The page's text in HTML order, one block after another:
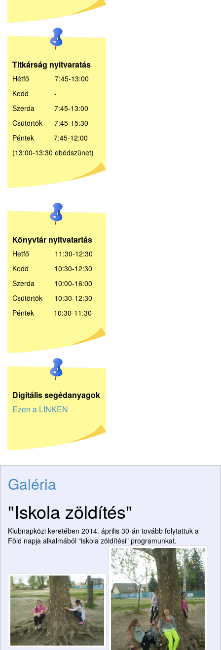
Titkárság nyitvaratás
Hétfő 7:45-13:00
Kedd -
Szerda 7:45-13:00
Csütörtök 7:45-15:30
Péntek 7:45-12:00
(13:00-13:30 ebédszünet)
Könyvtár nyitvatartás
Hetfő 11:30-12:30
Kedd 10:30-12:30
Szerda 10:00-16:00
Csütörtök 10:30-12:30
Péntek 10:30-11:30
Digitális segédanyagok
Ezen a LINKEN
Galéria
"Iskola zöldítés"
Klubnapközi keretében 2014. április 30-án tovább folytattuk a
Föld napja alkalmából "iskola zöldítési" programunkat.